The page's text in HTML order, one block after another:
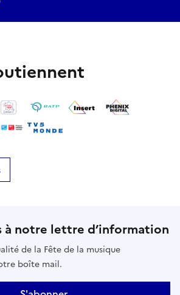
à notre lettre d’information
de la Fête de la musique
boîte mail.